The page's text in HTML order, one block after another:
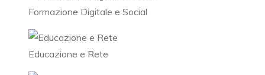
Formazione Digitale e Social
Educazione e Rete